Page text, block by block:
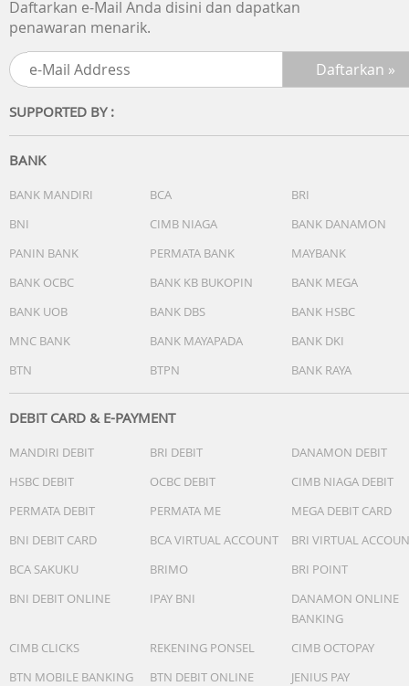
- Warna cahaya: LED: Putih
- Kalender: Kalender otomatis sepenuhnya (hingga tahun
2099)
- Akurasi: ±15 detik per bulan
* Format 12/24 jam
* Penunjuk waktu standar:Jam, menit, detik, pm, bulan,
tanggal, hari
Include Box, Jam Tangan, Kartu Garansi, Manual
Daftarkan e-Mail Anda disini dan dapatkan
penawaran menarik.
SUPPORTED BY :
BANK
BANK MANDIRI BCA
BRI
BNI
CIMB NIAGA
BANK DANAMON
PANIN BANK
PERMATA BANK
MAYBANK
BANK OCBC
BANK KB BUKOPIN
BANK MEGA
BANK UOB
BANK DBS
BANK HSBC
MNC BANK
BANK MAYAPADA
BANK DKI
BTN
BTPN BANK RAYA
DEBIT CARD & E-PAYMENT
MANDIRI DEBIT BRI DEBIT
DANAMON DEBIT
HSBC DEBIT
OCBC DEBIT
CIMB NIAGA DEBIT
PERMATA DEBIT
PERMATA ME
MEGA DEBIT CARD
BNI DEBIT CARD
BCA VIRTUAL ACCOUNT
BRI VIRTUAL
BCA SAKUKU
BRIMO
BRI POINT
BNI DEBIT ONLINE
IPAY BNI
DANAMON ONLINE
BANKING
CIMB CLICKS
REKENING PONSEL
CIMB OCTOPAY
BTN MOBILE BANKING
BTN DEBIT ONLINE
JENIUS PAY